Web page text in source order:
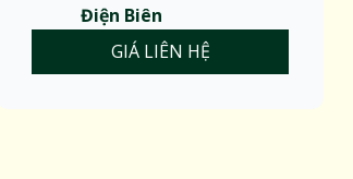
Điện Biên
GIÁ LIÊN HỆ